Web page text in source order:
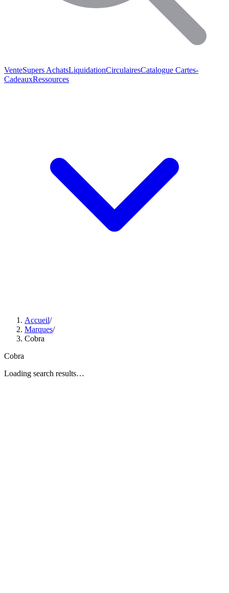
VenteSupers AchatsLiquidationCirculairesCatalogue Cartes-
CadeauxRessources
Accueil/
Marques/
Cobra
Cobra
Loading search results…